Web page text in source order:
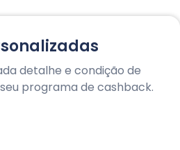
detalhe e condição de
programa de cashback.